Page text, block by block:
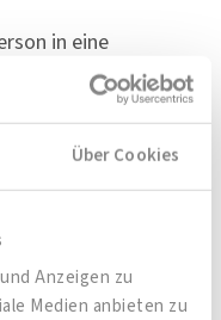
Über Cookies
Anzeigen zu
Medien anbieten zu
in eine
anschliessend
flexiblen
Gleitmittels in den
Darmfalten
Darm geblasen,
besser
viele Ärzte, wie